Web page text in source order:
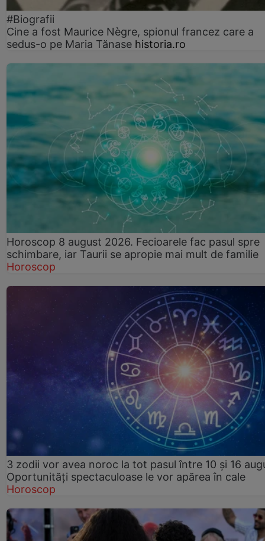
#Biografii
Cine a fost Maurice Nègre, spionul francez care a
sedus-o pe Maria Tănase historia.ro
Horoscop 8 august 2026. Fecioarele fac pasul spre
schimbare, iar Taurii se apropie mai mult de familie
Horoscop
3 zodii vor avea noroc la tot pasul între 10 și 16
Oportunități spectaculoase le vor apărea în cale
Horoscop